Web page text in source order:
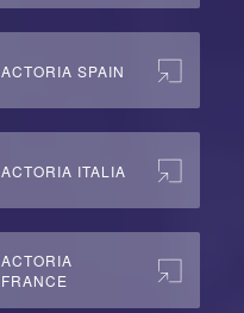
ACTORIA SPAIN
ACTORIA ITALIA
ACTORIA
FRANCE